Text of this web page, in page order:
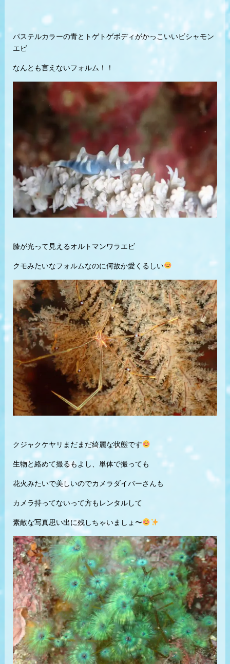
パステルカラーの青とトゲトゲボディがかっこいいビシャモン
エビ
なんとも言えないフォルム！！
膝が光って見えるオルトマンワラエビ
クモみたいなフォルムなのに何故か愛くるしい
クジャクケヤリまだまだ綺麗な状態です
生物と絡めて撮るもよし、単体で撮っても
花火みたいで美しいのでカメラダイバーさんも
カメラ持ってないって方もレンタルして
素敵な写真思い出に残しちゃいましょ〜